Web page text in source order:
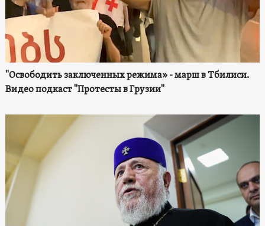
"Освободить заключенных режима» - марш в Тбилиси.
Видео подкаст "Протесты в Грузии"